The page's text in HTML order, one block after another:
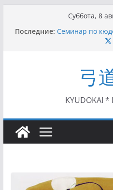
содержимому
Суббота, 8
Последние: Семинар по
Чемпионат
II Кубок Посла
Орёл
I этап Кубка
Сейдокан II
弓
KYUDOKAI